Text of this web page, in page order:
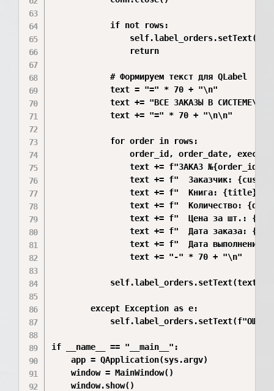
            if not rows:
                return
            # Формируем текст для QLabel
            text = "=" * 70 + "\n"
            text += "ВСЕ ЗАКАЗЫ В СИСТЕМЕ\n"
            text += "=" * 70 + "\n\n"
            for order in rows:
order_id, order_date,
text += f"ЗАКАЗ
text += f"  Заказчик:
                text += f"  Книга: {title}\n"
text += f"  Количество: {qty}
text += f"  Цена за шт.:
text += f"  Дата заказа:
text += f"  Дата выполнения:
                text += "-" * 70 + "\n"
            self.label_orders.setText(text)
        except Exception as e:
if __name__ == "__main__":
    app = QApplication(sys.argv)
    window = MainWindow()
    window.show()